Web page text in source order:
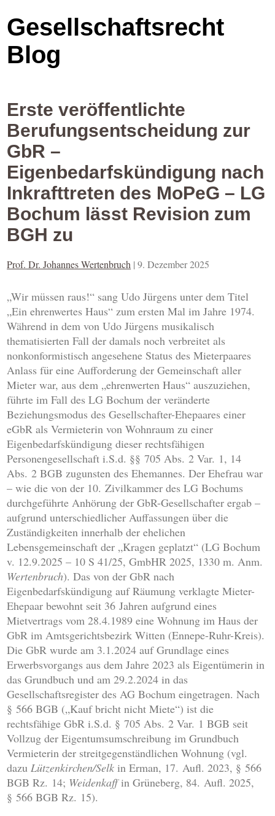
Gesellschaftsrecht
Blog
Erste veröffentlichte
Berufungsentscheidung zur
GbR –
Eigenbedarfskündigung nach
Inkrafttreten des MoPeG – LG
Bochum lässt Revision zum
BGH zu
Prof. Dr. Johannes Wertenbruch |9. Dezember 2025
„Wir müssen raus!“ sang Udo Jürgens unter dem Titel
„Ein ehrenwertes Haus“ zum ersten Mal im Jahre 1974.
Während in dem von Udo Jürgens musikalisch
thematisierten Fall der damals noch verbreitet als
nonkonformistisch angesehene Status des Mieterpaares
Anlass für eine Aufforderung der Gemeinschaft aller
Mieter war, aus dem „ehrenwerten Haus“ auszuziehen,
führte im Fall des LG Bochum der veränderte
Beziehungsmodus des Gesellschafter-Ehepaares einer
eGbR als Vermieterin von Wohnraum zu einer
Eigenbedarfskündigung dieser rechtsfähigen
Personengesellschaft i.S.d. §§ 705 Abs. 2 Var. 1, 14
Abs. 2 BGB zugunsten des Ehemannes. Der Ehefrau war
– wie die von der 10. Zivilkammer des LG Bochums
durchgeführte Anhörung der GbR-Gesellschafter ergab –
aufgrund unterschiedlicher Auffassungen über die
Zuständigkeiten innerhalb der ehelichen
Lebensgemeinschaft der „Kragen geplatzt“ (LG Bochum
v. 12.9.2025 – 10 S 41/25, GmbHR 2025, 1330 m. Anm.
Wertenbruch). Das von der GbR nach
Eigenbedarfskündigung auf Räumung verklagte Mieter-
Ehepaar bewohnt seit 36 Jahren aufgrund eines
Mietvertrags vom 28.4.1989 eine Wohnung im Haus der
GbR im Amtsgerichtsbezirk Witten (Ennepe-Ruhr-Kreis).
Die GbR wurde am 3.1.2024 auf Grundlage eines
Erwerbsvorgangs aus dem Jahre 2023 als Eigentümerin in
das Grundbuch und am 29.2.2024 in das
Gesellschaftsregister des AG Bochum eingetragen. Nach
§ 566 BGB („Kauf bricht nicht Miete“) ist die
rechtsfähige GbR i.S.d. § 705 Abs. 2 Var. 1 BGB seit
Vollzug der Eigentumsumschreibung im Grundbuch
Vermieterin der streitgegenständlichen Wohnung (vgl.
dazuLützenkirchen/Selkin Erman, 17. Aufl. 2023, § 566
BGB Rz. 14; Weidenkaffin Grüneberg, 84. Aufl. 2025,
§ 566 BGB Rz. 15).